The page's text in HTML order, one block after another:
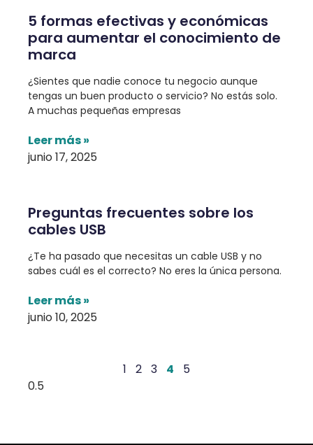
5 formas efectivas y económicas
para aumentar el conocimiento de
marca
¿Sientes que nadie conoce tu negocio aunque
tengas un buen producto o servicio? No estás solo.
A muchas pequeñas empresas
Leer más »
junio 17, 2025
Preguntas frecuentes sobre los
cables USB
¿Te ha pasado que necesitas un cable USB y no
sabes cuál es el correcto? No eres la única persona.
Leer más »
junio 10, 2025
1 2 3 4 5